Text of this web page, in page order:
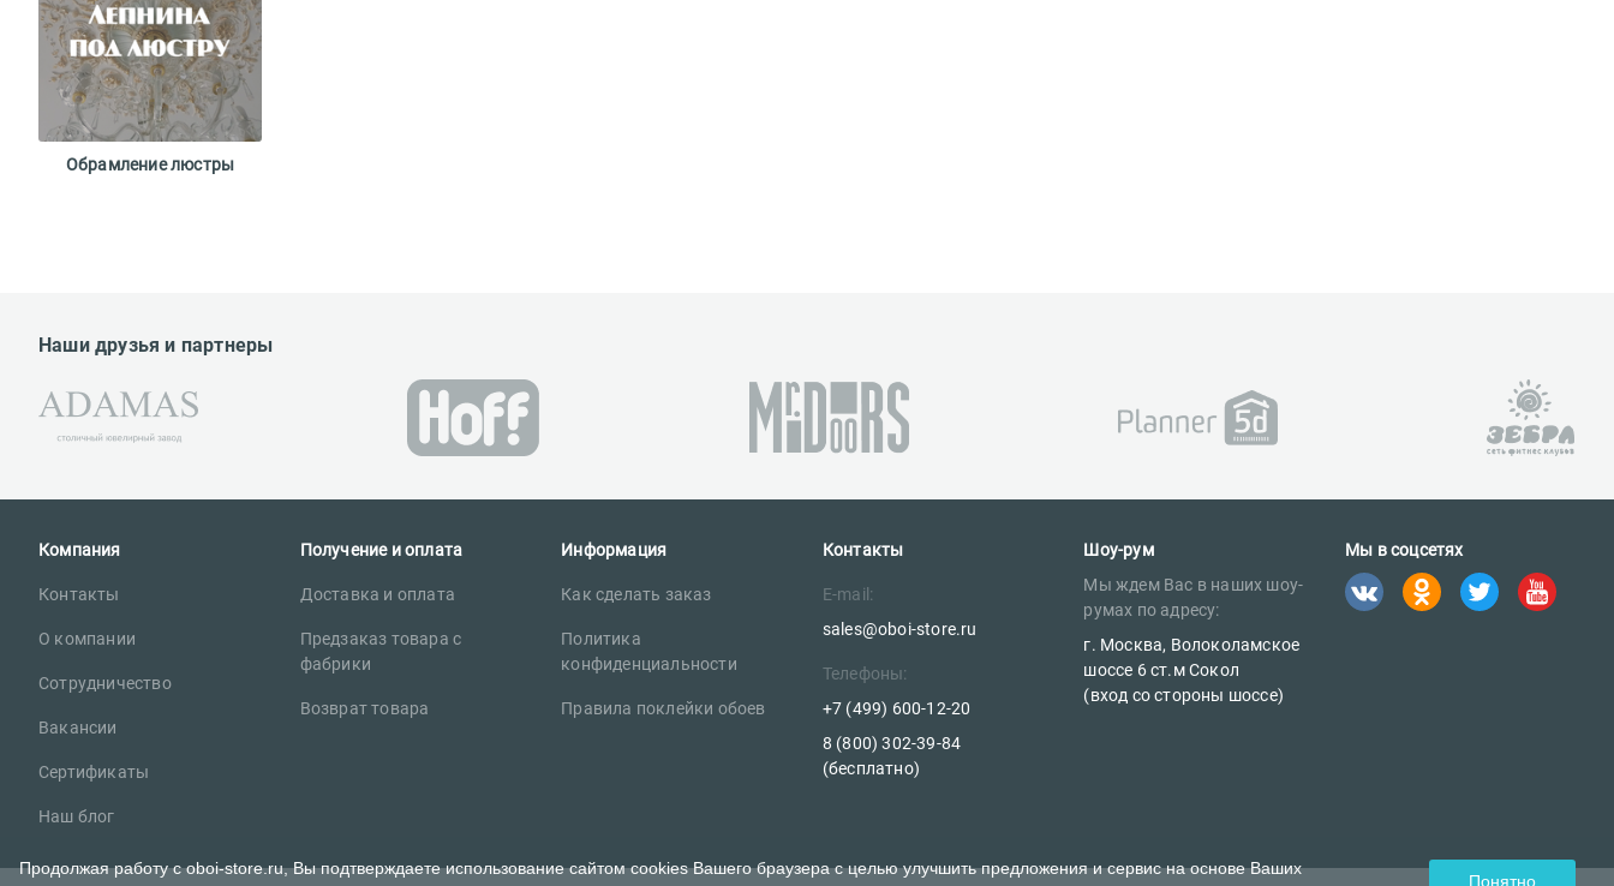
Обрамление люстры
Наши друзья и партнеры
Компания
Контакты
О компании
Сотрудничество
Вакансии
Сертификаты
Наш блог
Получение и оплата
Доставка и оплата
Предзаказ товара с
фабрики
Возврат товара
Информация
Как сделать заказ
Политика
конфиденциальности
Правила поклейки обоев
Контакты
E-mail:
sales@oboi-store.ru
Телефоны:
+7 (499) 600-12-20
8 (800) 302-39-84
(бесплатно)
Шоу-рум
Мы ждем Вас в наших шоу-
румах по адресу:
г. Москва, Волоколамское
шоссе 6 ст.м Сокол
(вход со стороны шоссе)
Мы в соцсетях
Продолжая работу с oboi-store.ru, Вы подтверждаете использование сайтом cookies Вашего браузера с целью улучшить предложения и сервис на основе Ваших
Понятно